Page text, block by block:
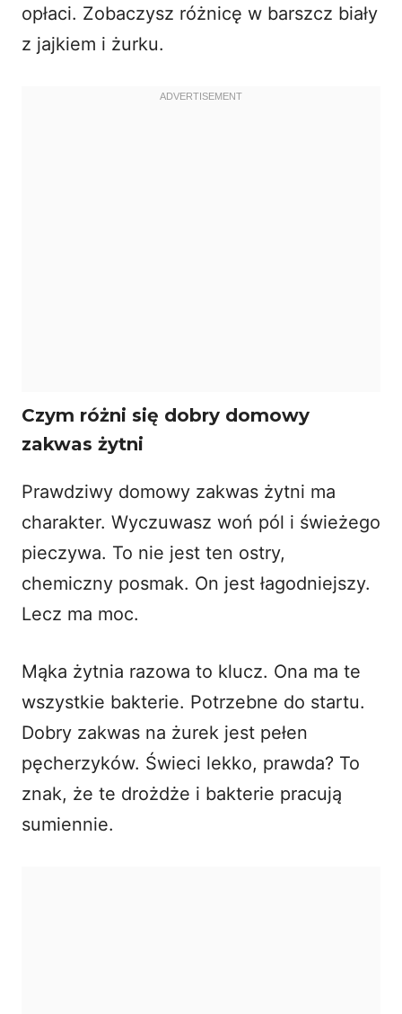
opłaci. Zobaczysz różnicę w barszcz biały
z jajkiem i żurku.
Czym różni się dobry domowy
zakwas żytni
Prawdziwy domowy zakwas żytni ma
charakter. Wyczuwasz woń pól i świeżego
pieczywa. To nie jest ten ostry,
chemiczny posmak. On jest łagodniejszy.
Lecz ma moc.
Mąka żytnia razowa to klucz. Ona ma te
wszystkie bakterie. Potrzebne do startu.
Dobry zakwas na żurek jest pełen
pęcherzyków. Świeci lekko, prawda? To
znak, że te drożdże i bakterie pracują
sumiennie.